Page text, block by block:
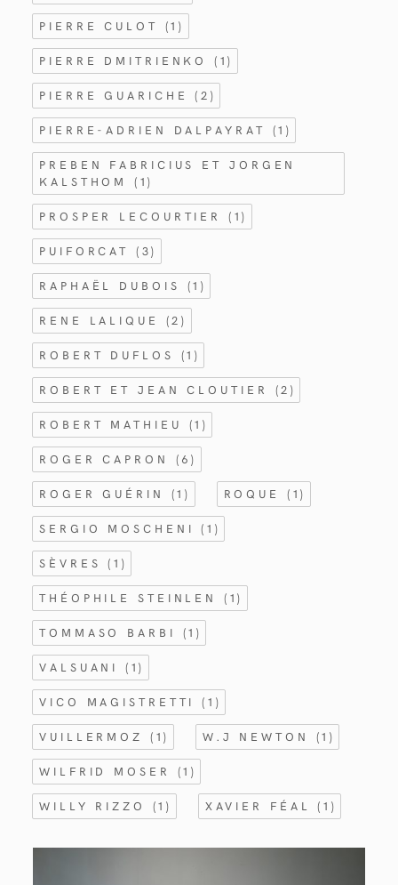
PIERRE CULOT (1)
PIERRE DMITRIENKO(1)
PIERRE GUARICHE(2)
PIERRE-ADRIEN DALPAYRAT (1)
PREBEN FABRICIUS ET JORGEN
KALSTHOM(1)
PROSPER LECOURTIER(1)
PUIFORCAT (3)
RAPHAËL DUBOIS (1)
RENE LALIQUE (2)
ROBERT DUFLOS (1)
ROBERT ET JEAN CLOUTIER (2)
ROBERT MATHIEU (1)
ROGER CAPRON (6)
ROGER GUÉRIN (1) ROQUE (1)
SERGIO MOSCHENI(1)
SÈVRES(1)
THÉOPHILE STEINLEN(1)
TOMMASO BARBI (1)
VALSUANI(1)
VICO MAGISTRETTI(1)
VUILLERMOZ (1) W.J NEWTON (1)
WILFRID MOSER (1)
WILLY RIZZO (1) XAVIER FÉAL(1)